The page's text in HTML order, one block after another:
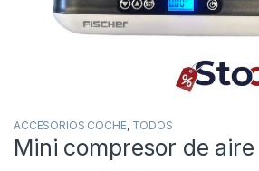
ACCESORIOS COCHE, TODOS
Mini compresor de